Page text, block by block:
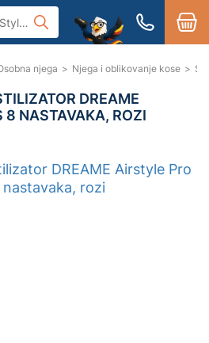
njega > Njega i oblikovanje kose >
DREAME
8 NASTAVAKA, ROZI